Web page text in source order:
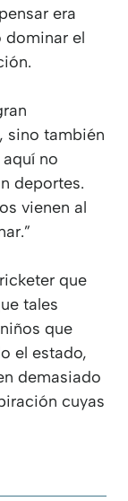
era
dominar el
sino también
no
deportes.
vienen al
que
tales
que
el estado,
demasiado
cuyas